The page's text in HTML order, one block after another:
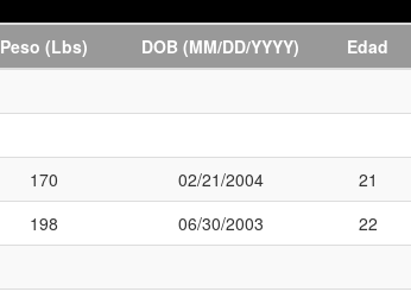
Peso (Lbs) DOB (MM/DD/YYYY) Edad
170 02/21/2004 21
198 06/30/2003 22